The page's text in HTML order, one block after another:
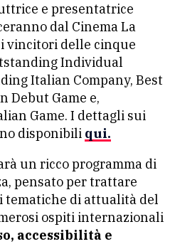
e presentatrice
dal Cinema La
vincitori delle cinque
Individual
Italian Company, Best
Debut Game e,
Game. I dettagli sui
disponibili qui.
un ricco programma di
pensato per trattare
di attualità del
ospiti internazionali
accessibilità e